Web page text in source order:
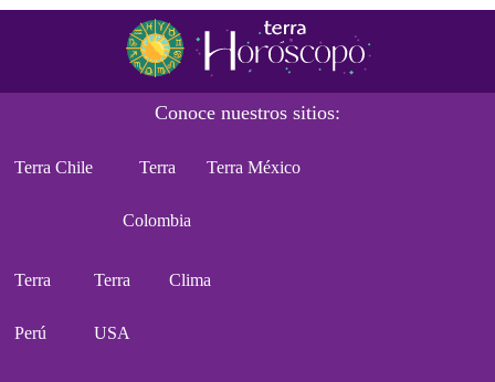
Conoce nuestros sitios:
Terra Chile Terra
Colombia
Terra México
Terra
Perú
Terra
USA
Clima